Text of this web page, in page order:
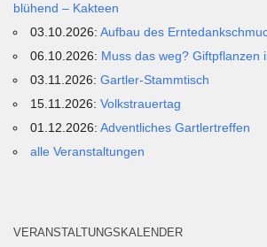
blühend – Kakteen
03.10.2026:Aufbau des
06.10.2026: Muss das weg? Giftpflanzen
03.11.2026:Gartler-Stammtisch
15.11.2026:Volkstrauertag
01.12.2026:Adventliches Gartlertreffen
alle Veranstaltungen
VERANSTALTUNGSKALENDER